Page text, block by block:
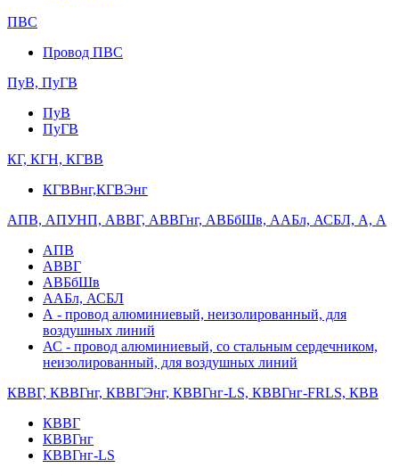
ПВС
Провод ПВС
ПуВ, ПуГВ
ПуВ
ПуГВ
КГ, КГН, КГВВ
КГВВнг,КГВЭнг
АПВ, АПУНП, АВВГ, АВВГнг, АВБбШв, ААБл, АСБЛ, А, А
АПВ
АВВГ
АВБбШв
ААБл, АСБЛ
А - провод алюминиевый, неизолированный, для
воздушных линий
АС - провод алюминиевый, со стальным сердечником,
неизолированный, для воздушных линий
КВВГ, КВВГнг, КВВГЭнг, КВВГнг-LS, КВВГнг-FRLS, КВВ
КВВГ
КВВГнг
КВВГнг-LS